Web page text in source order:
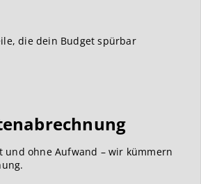
die dein Budget spürbar
und ohne Aufwand – wir kümmern